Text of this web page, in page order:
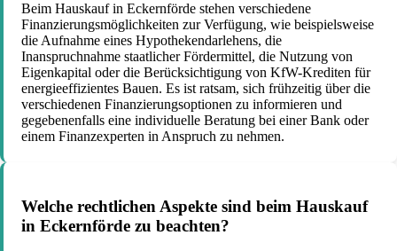
Beim Hauskauf in Eckernförde stehen verschiedene
Finanzierungsmöglichkeiten zur Verfügung, wie beispielsweise
die Aufnahme eines Hypothekendarlehens, die
Inanspruchnahme staatlicher Fördermittel, die Nutzung von
Eigenkapital oder die Berücksichtigung von KfW-Krediten für
energieeffizientes Bauen. Es ist ratsam, sich frühzeitig über die
verschiedenen Finanzierungsoptionen zu informieren und
gegebenenfalls eine individuelle Beratung bei einer Bank oder
einem Finanzexperten in Anspruch zu nehmen.
Welche rechtlichen Aspekte sind beim Hauskauf
in Eckernförde zu beachten?